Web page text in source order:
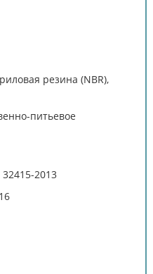
резина (NBR),
питьевое
2013